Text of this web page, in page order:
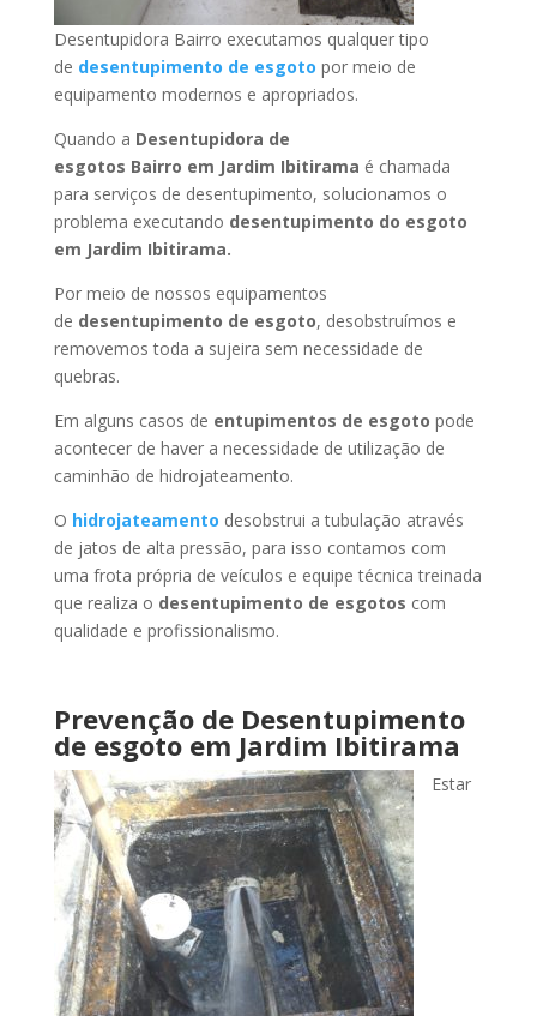
Desentupidora Bairro executamos qualquer tipo
de desentupimento de esgoto por meio de
equipamento modernos e apropriados.
Quando a Desentupidora de
esgotos Bairro em Jardim Ibitirama é chamada
para serviços de desentupimento, solucionamos o
problema executando desentupimento do esgoto
em Jardim Ibitirama.
Por meio de nossos equipamentos
de desentupimento de esgoto, desobstruímos e
removemos toda a sujeira sem necessidade de
quebras.
Em alguns casos de entupimentos de esgoto pode
acontecer de haver a necessidade de utilização de
caminhão de hidrojateamento.
O hidrojateamento desobstrui a tubulação através
de jatos de alta pressão, para isso contamos com
uma frota própria de veículos e equipe técnica treinada
que realiza o desentupimento de esgotos com
qualidade e profissionalismo.
Prevenção de Desentupimento
de esgoto em Jardim Ibitirama
Estar